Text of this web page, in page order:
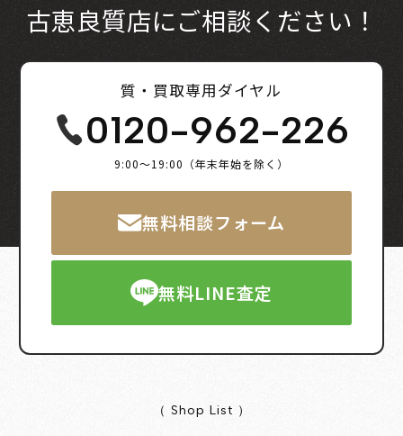
古恵良質店にご相談ください！
質・買取専用ダイヤル
0120-962-226
9:00～19:00（年末年始を除く）
無料相談フォーム
無料LINE査定
（ Shop List ）